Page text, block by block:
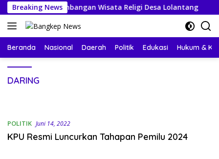
Langsung
ke
konten
Breaking News
Pengembangan Wisata Religi Desa Lolantang
Beranda Nasional Daerah Politik Edukasi Hukum &
DARING
POLITIK Juni 14, 2022
KPU Resmi Luncurkan Tahapan Pemilu 2024